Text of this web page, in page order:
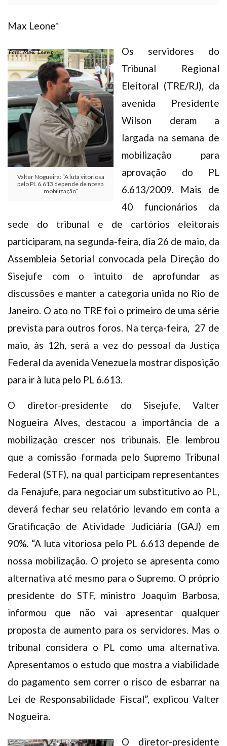
Max Leone*
Valter Nogueira: “A luta vitoriosa
pelo PL 6.613 depende de nossa
mobilização”
Os servidores do
Tribunal Regional
Eleitoral (TRE/RJ), da
avenida Presidente
Wilson deram a
largada na semana de
mobilização para
aprovação do PL
6.613/2009. Mais de
40 funcionários da
sede do tribunal e de cartórios eleitorais
participaram, na segunda-feira, dia 26 de maio, da
Assembleia Setorial convocada pela Direção do
Sisejufe com o intuito de aprofundar as
discussões e manter a categoria unida no Rio de
Janeiro. O ato no TRE foi o primeiro de uma série
prevista para outros foros. Na terça-feira, 27 de
maio, às 12h, será a vez do pessoal da Justiça
Federal da avenida Venezuela mostrar disposição
para ir à luta pelo PL 6.613.
O diretor-presidente do Sisejufe, Valter
Nogueira Alves, destacou a importância de a
mobilização crescer nos tribunais. Ele lembrou
que a comissão formada pelo Supremo Tribunal
Federal (STF), na qual participam representantes
da Fenajufe, para negociar um substitutivo ao PL,
deverá fechar seu relatório levando em conta a
Gratificação de Atividade Judiciária (GAJ) em
90%. “A luta vitoriosa pelo PL 6.613 depende de
nossa mobilização. O projeto se apresenta como
alternativa até mesmo para o Supremo. O próprio
presidente do STF, ministro Joaquim Barbosa,
informou que não vai apresentar qualquer
proposta de aumento para os servidores. Mas o
tribunal considera o PL como uma alternativa.
Apresentamos o estudo que mostra a viabilidade
do pagamento sem correr o risco de esbarrar na
Lei de Responsabilidade Fiscal”, explicou Valter
Nogueira.
O diretor-presidente